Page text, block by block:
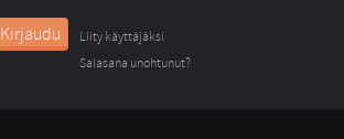
Kirjaudu
Liity käyttäjäksi
Salasana unohtunut?